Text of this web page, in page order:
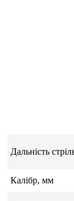
Дальність
Калібр, мм